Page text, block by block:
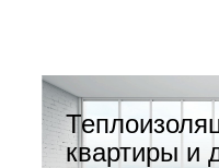
квартиры и